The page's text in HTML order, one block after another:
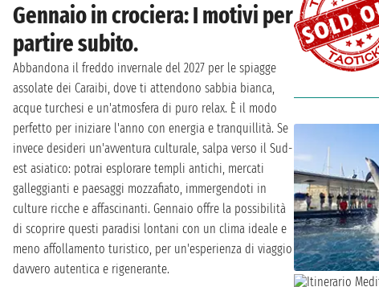
Gennaio in crociera: I motivi per
partire subito.
Abbandona il freddo invernale del 2027 per le spiagge
assolate dei Caraibi, dove ti attendono sabbia bianca,
acque turchesi e un'atmosfera di puro relax. È il modo
perfetto per iniziare l'anno con energia e tranquillità. Se
invece desideri un'avventura culturale, salpa verso il Sud-
est asiatico: potrai esplorare templi antichi, mercati
galleggianti e paesaggi mozzafiato, immergendoti in
culture ricche e affascinanti. Gennaio offre la possibilità
di scoprire questi paradisi lontani con un clima ideale e
meno affollamento turistico, per un'esperienza di viaggio
davvero autentica e rigenerante.